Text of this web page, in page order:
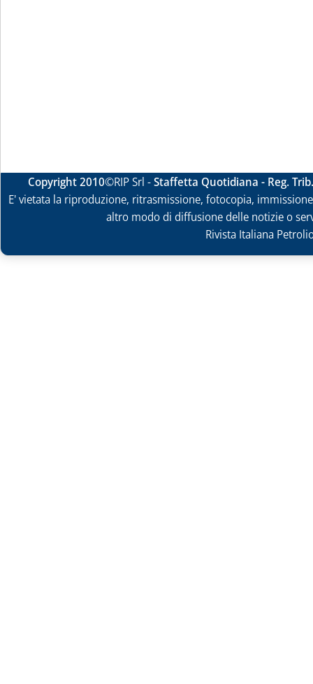
Copyright 2010©RIP Srl -Staffetta Quotidiana - Reg.
E' vietata la riproduzione, ritrasmissione, fotocopia,
altro modo di diffusione delle notizie o
Rivista Italiana